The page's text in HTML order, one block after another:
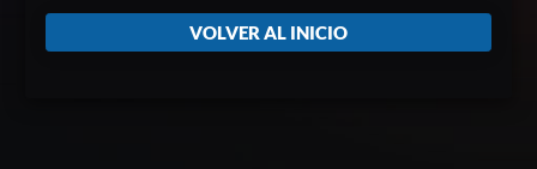
VOLVER AL INICIO